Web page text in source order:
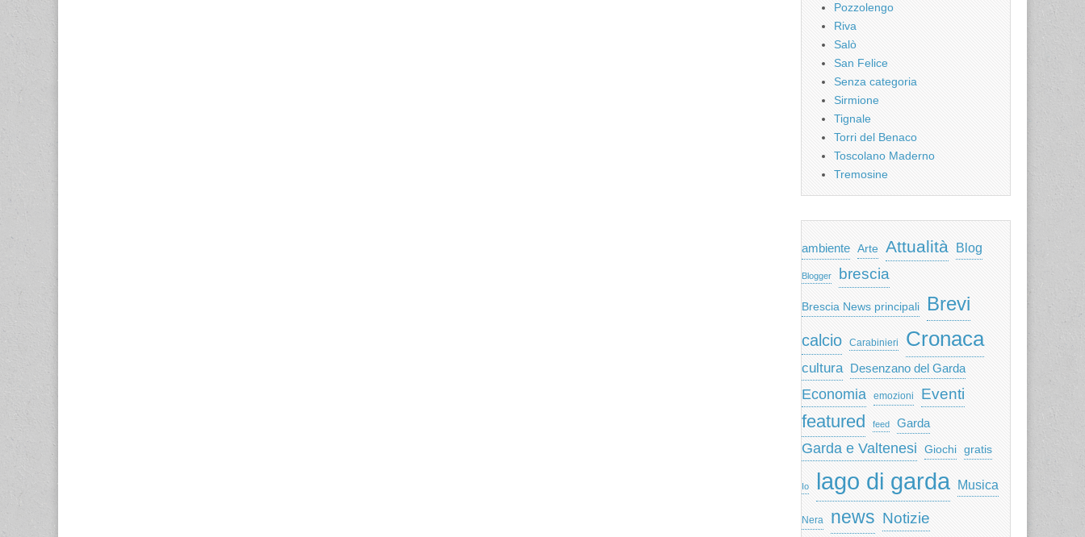
Pozzolengo
Riva
Salò
San Felice
Senza categoria
Sirmione
Tignale
Torri del Benaco
Toscolano Maderno
Tremosine
ambiente Arte Attualità Blog
Blogger brescia
Brescia News principali Brevi
calcio Carabinieri Cronaca
cultura Desenzano del Garda
Economia emozioni Eventi
featured feed Garda
Garda e Valtenesi Giochi gratis
Io lago di garda Musica
Nera news Notizie